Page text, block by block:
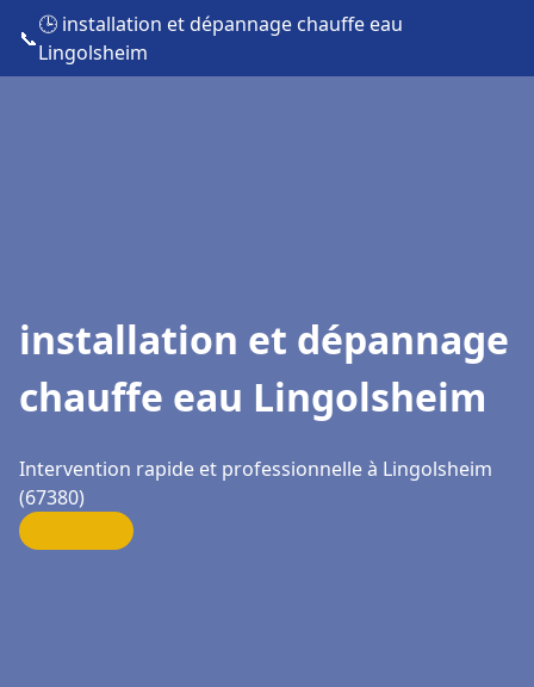
📞
🕒 installation et dépannage chauffe eau
Lingolsheim
installation et dépannage
chauffe eau Lingolsheim
Intervention rapide et professionnelle à Lingolsheim
(67380)